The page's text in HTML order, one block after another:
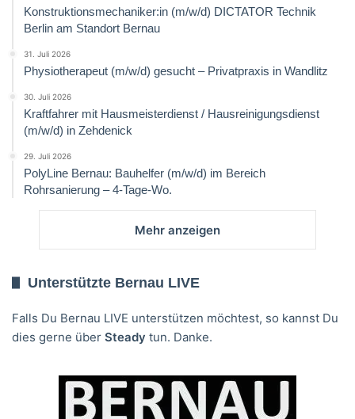
Konstruktionsmechaniker:in (m/w/d) DICTATOR Technik
Berlin am Standort Bernau
31. Juli 2026
Physiotherapeut (m/w/d) gesucht – Privatpraxis in Wandlitz
30. Juli 2026
Kraftfahrer mit Hausmeisterdienst / Hausreinigungsdienst
(m/w/d) in Zehdenick
29. Juli 2026
PolyLine Bernau: Bauhelfer (m/w/d) im Bereich
Rohrsanierung – 4-Tage-Wo.
Mehr anzeigen
Unterstützte Bernau LIVE
Falls Du Bernau LIVE unterstützen möchtest, so kannst Du
dies gerne über Steady tun. Danke.